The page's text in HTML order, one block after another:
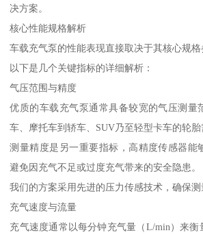
决方案。
核心性能规格解析
车载充气泵的性能表现直接取决于其核心规格
以下是几个关键指标的详细解析：
气压范围与精度
优质的车载充气泵通常具备较宽的气压测量
车、摩托车到轿车、SUV乃至轻型卡车的轮胎
测量精度是另一重要指标，高精度传感器能
避免因充气不足或过度充气带来的安全隐患。
我们的方案采用先进的压力传感技术，确保测
充气速度与流量
充气速度通常以每分钟充气量（L/min）来衡